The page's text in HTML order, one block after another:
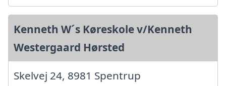
Kenneth W´s Køreskole v/Kenneth
Westergaard Hørsted
Skelvej 24, 8981 Spentrup